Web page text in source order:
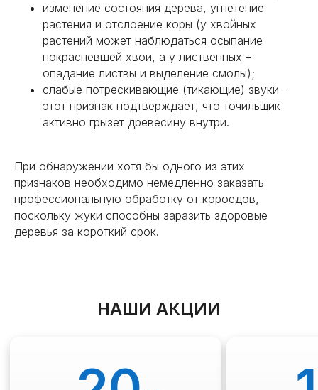
изменение состояния дерева, угнетение
растения и отслоение коры (у хвойных
растений может наблюдаться осыпание
покрасневшей хвои, а у лиственных –
опадание листвы и выделение смолы);
слабые потрескивающие (тикающие) звуки –
этот признак подтверждает, что точильщик
активно грызет древесину внутри.
При обнаружении хотя бы одного из этих
признаков необходимо немедленно заказать
профессиональную обработку от короедов,
поскольку жуки способны заразить здоровые
деревья за короткий срок.